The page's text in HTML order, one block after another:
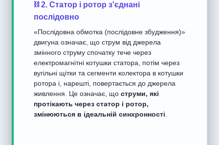
⛓️ 2. Статор і ротор з'єднані
послідовно
«Послідовна обмотка (послідовне збудження)»
двигуна означає, що струм від джерела
змінного струму спочатку тече через
електромагнітні котушки статора, потім через
вугільні щітки та сегменти колектора в котушки
ротора і, нарешті, повертається до джерела
живлення. Це означає, що струми, які
протікають через статор і ротор,
змінюються в ідеальній синхронності